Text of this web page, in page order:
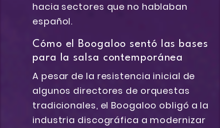
hacia sectores que no hablaban
español.
Cómo el Boogaloo sentó las bases
para la salsa contemporánea
A pesar de la resistencia inicial de
algunos directores de orquestas
tradicionales, el Boogaloo obligó a la
industria discográfica a modernizar